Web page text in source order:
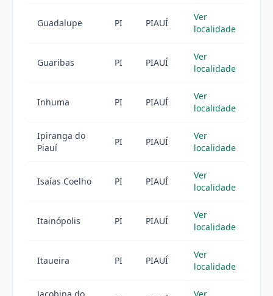
Guadalupe PI PIAUÍ
Ver
localidade
Guaribas PI PIAUÍ
Ver
localidade
Inhuma PI PIAUÍ
Ver
localidade
Ipiranga do
Piauí
PI PIAUÍ
Ver
localidade
Isaías Coelho PI PIAUÍ
Ver
localidade
Itainópolis PI PIAUÍ
Ver
localidade
Itaueira PI PIAUÍ
Ver
localidade